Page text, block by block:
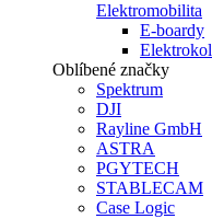
Elektromobilita
E-boardy
Oblíbené značky
Spektrum
DJI
Rayline GmbH
ASTRA
PGYTECH
STABLECAM
Case Logic